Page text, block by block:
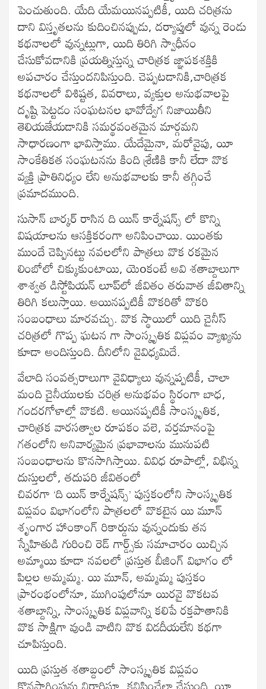
పెంచుతుంది. యేది యేమయినప్పటికీ, యిది చరిత్రను
దాని విస్తృతలను కుదించినప్పుడు, దర్యాప్తులో వున్న రెండు
కథనాలలో వున్నట్లుగా, యిది తిరిగి స్వాధీనం
చేసుకోవడానికి ప్రయత్నిస్తున్న చారిత్రక జ్ఞాపకశక్తికి
అపచారం చేస్తుందనిపిస్తుంది. చెప్పటడానికి,చారిత్రక
కథనాలలో విశిష్టత, వివరాలు, వ్యక్తుల అనుభవాలపై
దృష్టి పెట్టడం సంఘటనల భావోద్వేగ నిజాయితీని
తెలియజేయడానికి సమర్థవంతమైన మార్గమని
సాధారణంగా భావిస్తాము. యేదేమైనా, మరోవైపు, యీ
సాంకేతికత సంఘటనను కింది శ్రేణికి కానీ లేదా వొక
వ్యక్తి ప్రాతినిధ్యం లేని అనుభవాలకు కానీ తగ్గించే
ప్రమాదముంది.
సుసాన్ బార్కర్ రాసిన ది యిన్ కార్నేషన్స్ లో కొన్ని
విషయాలను ఆసక్తికరంగా అనిపించాయి. యింతకు
ముందే చెప్పినట్టు నవలలోని పాత్రలు వొక రకమైన
లింబోలో చిక్కుకుంటాయి, యెoకంటే అవి శతాబ్దాలుగా
శాశ్వత డిస్టోపియన్ లూప్‌లో జీవితం తరువాత జీవితాన్ని
తిరిగి కలుస్తాయి. అయినప్పటికీ వొకరితో వొకరి
సంబంధాలు మారవచ్చు. వొక స్థాయిలో యిది చైనీస్
చరిత్రలో గొప్ప ఘటన గా సాంస్కృతిక విప్లవం వ్యాఖ్యను
కూడా అందిస్తుంది. దీనిలోని వైవిధ్యమిదే.
వేలాది సంవత్సరాలుగా వైవిధ్యాలు వున్నప్పటికీ, చాలా
మంది చైనీయులకు చరిత్ర అనుభవం స్థిరంగా బాధ,
గందరగోళాల్లో వొకటి. అయినప్పటికీ సాంస్కృతిక,
చారిత్రక వారసత్వాల రూపకం వలె, వర్తమానంపై
గతంలోని అనివార్యమైన ప్రభావాలను మునుపటి
సంబంధాలను కొనసాగిస్తాయి. వివిధ రూపాల్లో, విభిన్న
దుస్తులలో, తదుపరి జీవితంలో
చివరగా ‘ది యిన్ కార్నేషన్స్’ పుస్తకంలోని సాంస్కృతిక
విప్లవం విభాగంలోని పాత్రలలో వొకటైన యి మూన్
శృంగార హాంకాంగ్ రికార్డును వున్నందుకు తన
స్నేహితుడి గురించి రెడ్ గార్డ్స్‌కు సమాచారం యిచ్చిన
అమ్మాయి కూడా నవలలో ప్రస్తుత బీజింగ్ విభాగం లో
పిల్లల అమ్మమ్మ. యి మూన్, అమ్మమ్మ పుస్తకం
ప్రారంభంలోనూ, ముగింపులోనూ యిరవై వొకటవ
శతాబ్దాన్ని, సాంస్కృతిక విప్లవాన్ని కలిపే రక్తపాతానికి
వొక సాక్షిగా వుండి వాటిని వొక విడదీయలేని కథగా
చూపిస్తుంది.
యిది ప్రస్తుత శతాబ్దంలో సాంస్కృతిక విప్లవం